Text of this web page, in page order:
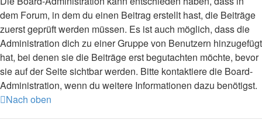
dem Forum, in dem du einen Beitrag erstellt hast, die Beiträge
zuerst geprüft werden müssen. Es ist auch möglich, dass die
Administration dich zu einer Gruppe von Benutzern hinzugefügt
hat, bei denen sie die Beiträge erst begutachten möchte, bevor
sie auf der Seite sichtbar werden. Bitte kontaktiere die Board-
Administration, wenn du weitere Informationen dazu benötigst.
Nach oben